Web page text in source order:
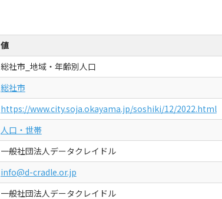
値
総社市_地域・年齢別人口
総社市
https://www.city.soja.okayama.jp/soshiki/12/2022.html
人口・世帯
一般社団法人データクレイドル
info@d-cradle.or.jp
一般社団法人データクレイドル